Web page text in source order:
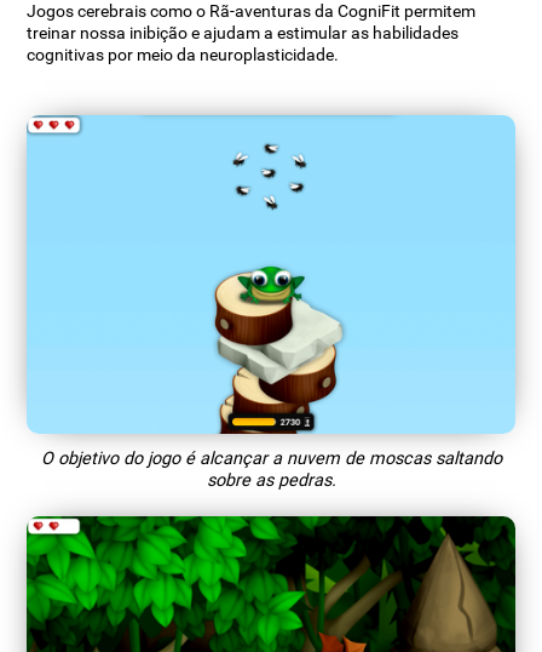
Jogos cerebrais como o Rã-aventuras da CogniFit permitem
treinar nossa inibição e ajudam a estimular as habilidades
cognitivas por meio da neuroplasticidade.
O objetivo do jogo é alcançar a nuvem de moscas saltando
sobre as pedras.